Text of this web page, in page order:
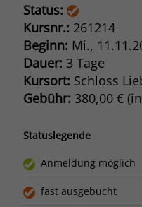
Status:
Kursnr.: 261214
Beginn: Mi.,
Dauer: 3 Tage
Kursort: Schloss
Gebühr: 380,00 €
Statuslegende
Anmeldung möglich
fast ausgebucht